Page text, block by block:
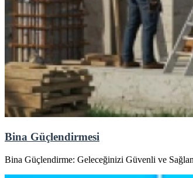
Bina Güçlendirmesi
Bina Güçlendirme: Geleceğinizi Güvenli ve